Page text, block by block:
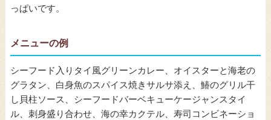
っぱいです。
メニューの例
シーフード入りタイ風グリーンカレー、オイスターと海老の
グラタン、白身魚のスパイス焼きサルサ添え、鰆のグリル干
し貝柱ソース、シーフードバーベキューケージャンスタイ
ル、刺身盛り合わせ、海の幸カクテル、寿司コンビネーショ